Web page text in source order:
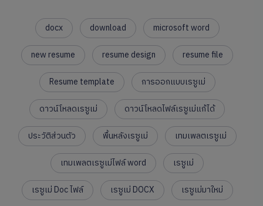
docx download
microsoft word
new resume
resume design
resume file
Resume template
การออกแบบเรซูเม่
ดาวน์โหลดเรซูเม่
ดาวน์โหลดไฟล์เรซูเม่แก้ได้
ประวัติส่วนตัว
พื้นหลังเรซูเม่
เทมเพลตเรซูเม่
เทมเพลตเรซูเม่ไฟล์ word
เรซูเม่
เรซูเม่ Doc ไฟล์
เรซูเม่ DOCX
เรซูเม่มาใหม่